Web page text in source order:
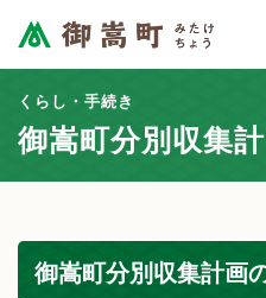
くらし・手続き
御嵩町分別収集
御嵩町分別収集計画